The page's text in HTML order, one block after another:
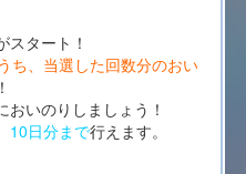
スタート！
ち、当選した回数分のおい
いのりしましょう！
10日分まで行えます。